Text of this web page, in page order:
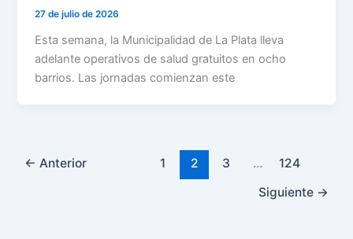
27 de julio de 2026
Esta semana, la Municipalidad de La Plata lleva
adelante operativos de salud gratuitos en ocho
barrios. Las jornadas comienzan este
← Anterior 1 2 3 …
124
Siguiente →